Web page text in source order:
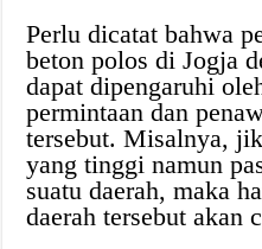
Perlu dicatat bahwa
beton polos di Jogja
dapat dipengaruhi
permintaan dan
tersebut. Misalnya,
yang tinggi namun
suatu daerah, maka
daerah tersebut akan